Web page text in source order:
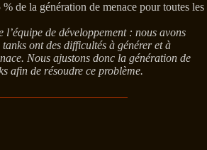
de la génération de menace pour toutes les
l’équipe de développement : nous avons
tanks ont des difficultés à générer et à
Nous ajustons donc la génération de
afin de résoudre ce problème.